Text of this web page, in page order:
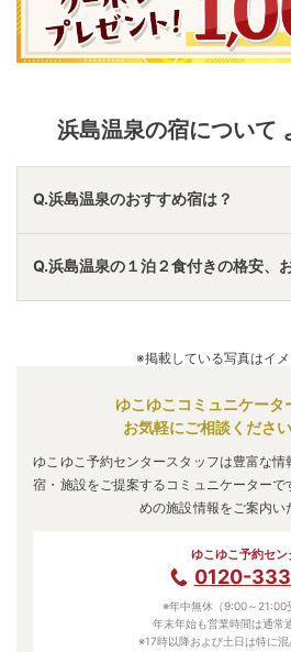
浜島温泉の宿について
Q.浜島温泉のおすすめ宿は？
A.「湯めぐり海百景 鳥羽シーサイ
Resort SAYAの風
・「 旅館 清少納
がおすすめの宿泊先です。
Q.浜島温泉の１泊２食付きの格安、
格で泊まれる宿泊先です。
※掲載している写真はイメ
ゆこゆこコミュニケータ
お気軽にご相談ください
ゆこゆこ予約センタースタッフは豊富な情
宿・施設をご提案するコミュニケーター
めの施設情報をご案内い
ゆこゆこ予約セン
0120-
※年中無休（9:00～21:00
年末年始も営業時間は通常
※17時以降および土日は特に混